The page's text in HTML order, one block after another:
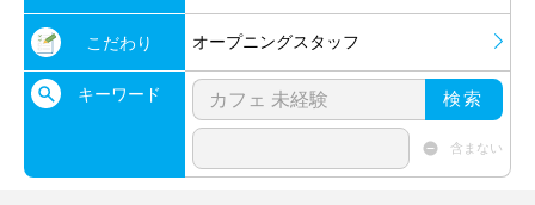
こだわり オープニングスタッフ
キーワード 検索
含まない